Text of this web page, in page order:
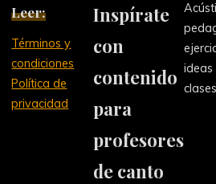
la
pedagogía
Leer:
Términos y
condiciones
Política de
privacidad
Inspírate
con
contenido
para
profesores
de canto
ideas